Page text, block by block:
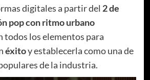
digitales a partir del 2 de
pop con ritmo urbano
todos los elementos para
éxitoy establecerla como una de
de la industria.